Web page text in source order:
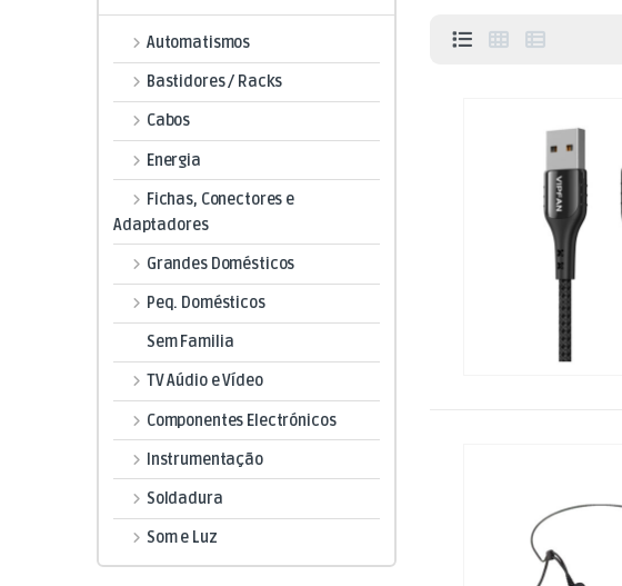
Automatismos
Bastidores / Racks
Cabos
Energia
Fichas, Conectores e
Adaptadores
Grandes Domésticos
Peq. Domésticos
Sem Familia
TV Aúdio e Vídeo
Componentes Electrónicos
Instrumentação
Soldadura
Som e Luz